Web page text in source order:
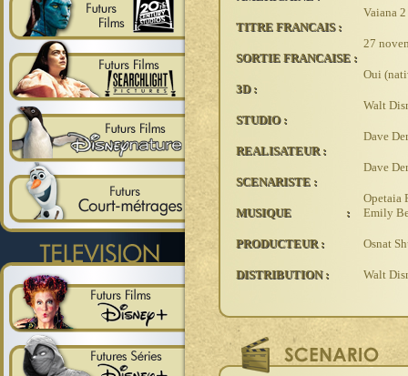
TITRE FRANCAIS :
SORTIE FRANCAISE :
3D :
STUDIO :
REALISATEUR :
SCENARISTE :
MUSIQUE :
PRODUCTEUR :
DISTRIBUTION :
Vaiana 2
27
Oui
Walt
Dave
Dave
Opetaia
Emily
Osnat
Walt